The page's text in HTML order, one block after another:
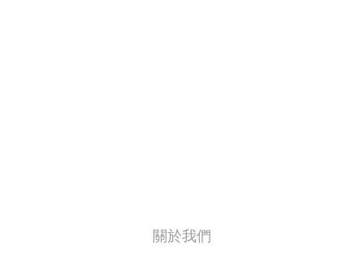
關於我們